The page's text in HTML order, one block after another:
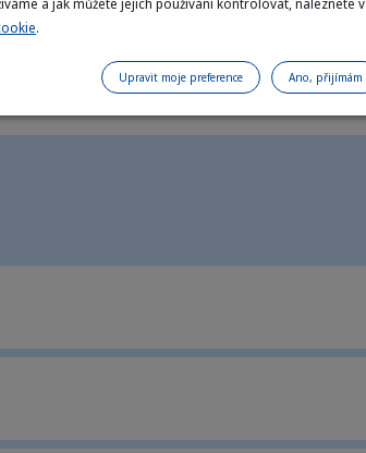
ani dochucovadla.
a jak můžete jejich používání kontrolovat, naleznete v
.
Ano, přijímám
Upravit moje preference